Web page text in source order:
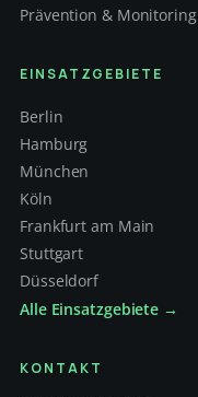
Prävention & Monitoring
EINSATZGEBIETE
Berlin
Hamburg
München
Köln
Frankfurt am Main
Stuttgart
Düsseldorf
Alle Einsatzgebiete →
KONTAKT